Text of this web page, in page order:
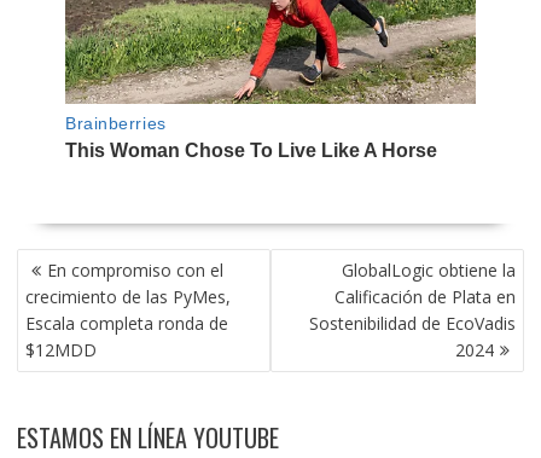
NAVEGACIÓN
DE
ENTRADAS
En compromiso con el
crecimiento de las PyMes,
Escala completa ronda de
$12MDD
GlobalLogic obtiene la
Calificación de Plata en
Sostenibilidad de EcoVadis
2024
ESTAMOS EN LÍNEA YOUTUBE